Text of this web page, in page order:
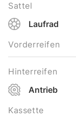
Sattel
Laufrad
Vorderreifen
Hinterreifen
Antrieb
Kassette